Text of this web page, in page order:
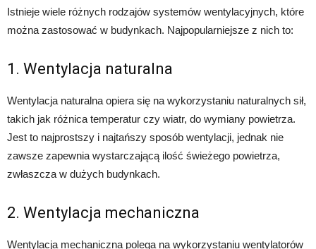
Istnieje wiele różnych rodzajów systemów wentylacyjnych, które
można zastosować w budynkach. Najpopularniejsze z nich to:
1. Wentylacja naturalna
Wentylacja naturalna opiera się na wykorzystaniu naturalnych sił,
takich jak różnica temperatur czy wiatr, do wymiany powietrza.
Jest to najprostszy i najtańszy sposób wentylacji, jednak nie
zawsze zapewnia wystarczającą ilość świeżego powietrza,
zwłaszcza w dużych budynkach.
2. Wentylacja mechaniczna
Wentylacja mechaniczna polega na wykorzystaniu wentylatorów